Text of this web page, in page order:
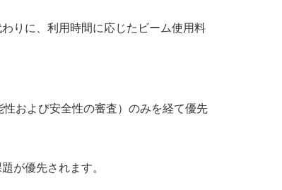
りに、利用時間に応じたビーム使用料
および安全性の審査）のみを経て優先
が優先されます。